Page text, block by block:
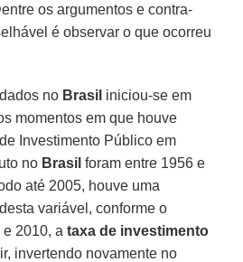
os argumentos e contra-
é observar o que ocorreu
no Brasil iniciou-se em
momentos em que houve
Investimento Público em
no Brasil foram entre 1956 e
até 2005, houve uma
variável, conforme o
e 2010, ataxa de investimento
invertendo novamente no